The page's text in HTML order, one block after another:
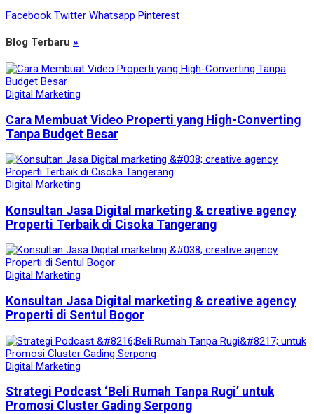
Facebook Twitter Whatsapp Pinterest
Blog Terbaru »
Digital Marketing
Cara Membuat Video Properti yang High-Converting
Tanpa Budget Besar
Digital Marketing
Konsultan Jasa Digital marketing & creative agency
Properti Terbaik di Cisoka Tangerang
Digital Marketing
Konsultan Jasa Digital marketing & creative agency
Properti di Sentul Bogor
Digital Marketing
Strategi Podcast ‘Beli Rumah Tanpa Rugi’ untuk
Promosi Cluster Gading Serpong